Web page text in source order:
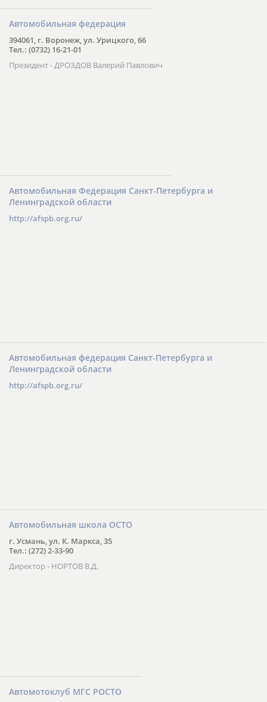
Автомобильная федерация
394061, г. Воронеж, ул. Урицкого, 66
Тел.: (0732) 16-21-01
Президент - ДРОЗДОВ Валерий Павлович
Автомобильная Федерация Санкт-Петербурга и
Ленинградской области
http://afspb.org.ru/
Автомобильная федерация Санкт-Петербурга и
Ленинградской области
http://afspb.org.ru/
Автомобильная школа ОСТО
г. Усмань, ул. К. Маркса, 35
Тел.: (272) 2-33-90
Директор - НОРТОВ В.Д.
Автомотоклуб МГС РОСТО